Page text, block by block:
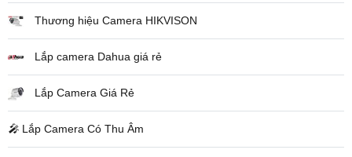
Thương hiệu Camera HIKVISON
Lắp camera Dahua giá rẻ
Lắp Camera Giá Rẻ
️🎤️ Lắp Camera Có Thu Âm